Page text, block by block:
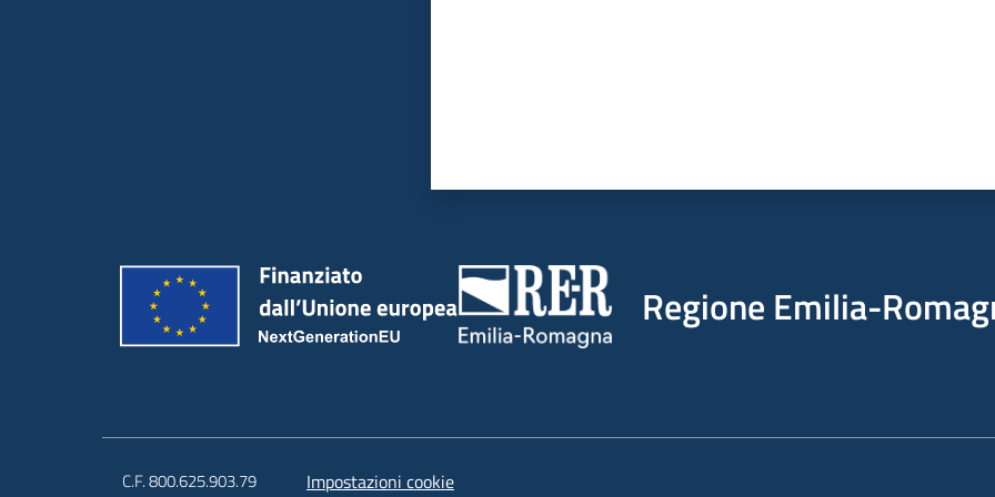
Regione Emilia-
C.F. 800.625.903.79 Impostazioni cookie